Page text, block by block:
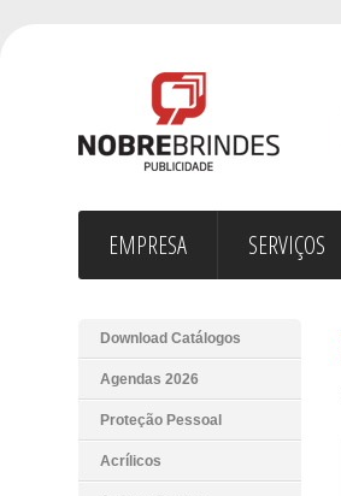
EMPRESA SERVIÇOS
Download Catálogos
Agendas 2026
Proteção Pessoal
Acrílicos